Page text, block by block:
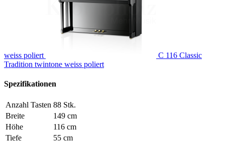
weiss poliert
C 116 Classic
Tradition twintone weiss poliert
Spezifikationen
Anzahl Tasten 88 Stk.
Breite
149 cm
Höhe
116 cm
Tiefe
55 cm